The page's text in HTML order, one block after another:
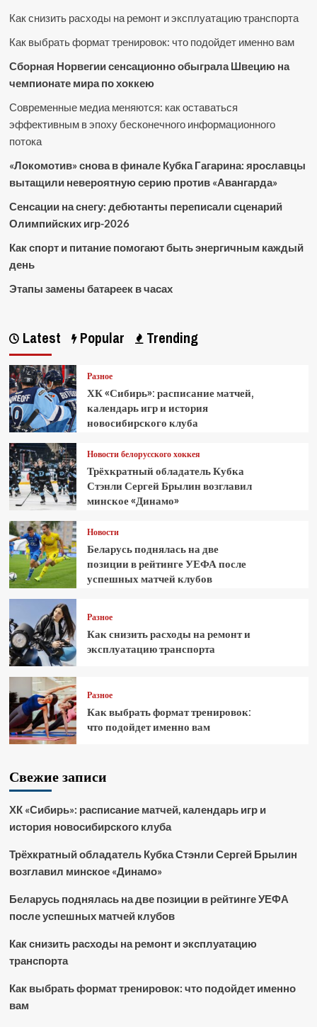
Как снизить расходы на ремонт и эксплуатацию транспорта
Как выбрать формат тренировок: что подойдет именно вам
Сборная Норвегии сенсационно обыграла Швецию на
чемпионате мира по хоккею
Современные медиа меняются: как оставаться
эффективным в эпоху бесконечного информационного
потока
«Локомотив» снова в финале Кубка Гагарина: ярославцы
вытащили невероятную серию против «Авангарда»
Сенсации на снегу: дебютанты переписали сценарий
Олимпийских игр-2026
Как спорт и питание помогают быть энергичным каждый
день
Этапы замены батареек в часах
Latest Popular Trending
Разное
ХК «Сибирь»: расписание матчей,
календарь игр и история
новосибирского клуба
Новости белорусского хоккея
Трёхкратный обладатель Кубка
Стэнли Сергей Брылин возглавил
минское «Динамо»
Новости
Беларусь поднялась на две
позиции в рейтинге УЕФА после
успешных матчей клубов
Разное
Как снизить расходы на ремонт и
эксплуатацию транспорта
Разное
Как выбрать формат тренировок:
что подойдет именно вам
Свежие записи
ХК «Сибирь»: расписание матчей, календарь игр и
история новосибирского клуба
Трёхкратный обладатель Кубка Стэнли Сергей Брылин
возглавил минское «Динамо»
Беларусь поднялась на две позиции в рейтинге УЕФА
после успешных матчей клубов
Как снизить расходы на ремонт и эксплуатацию
транспорта
Как выбрать формат тренировок: что подойдет именно
вам